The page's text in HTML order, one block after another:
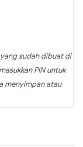
sudah dibuat di
PIN untuk
menyimpan atau